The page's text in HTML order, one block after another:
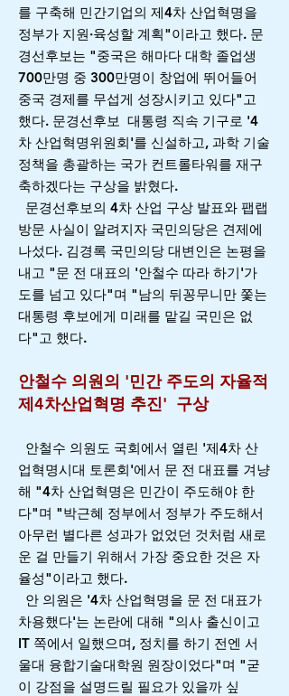
를 구축해 민간기업의 제4차 산업혁명을
정부가 지원·육성할 계획"이라고 했다. 문
경선후보는 "중국은 해마다 대학 졸업생
700만명 중 300만명이 창업에 뛰어들어
중국 경제를 무섭게 성장시키고 있다"고
했다. 문경선후보 대통령 직속 기구로 '4
차 산업혁명위원회'를 신설하고, 과학 기술
정책을 총괄하는 국가 컨트롤타워를 재구
축하겠다는 구상을 밝혔다.
문경선후보의 4차 산업 구상 발표와 팹랩
방문 사실이 알려지자 국민의당은 견제에
나섰다. 김경록 국민의당 대변인은 논평을
내고 "문 전 대표의 '안철수 따라 하기'가
도를 넘고 있다"며 "남의 뒤꽁무니만 쫓는
대통령 후보에게 미래를 맡길 국민은 없
다"고 했다.
안철수 의원의 '민간 주도의 자율적
제4차산업혁명 추진' 구상
안철수 의원도 국회에서 열린 '제4차 산
업혁명시대 토론회'에서 문 전 대표를 겨냥
해 "4차 산업혁명은 민간이 주도해야 한
다"며 "박근혜 정부에서 정부가 주도해서
아무런 별다른 성과가 없었던 것처럼 새로
운 걸 만들기 위해서 가장 중요한 것은 자
율성"이라고 했다.
안 의원은 '4차 산업혁명을 문 전 대표가
차용했다'는 논란에 대해 "의사 출신이고
IT 쪽에서 일했으며, 정치를 하기 전엔 서
울대 융합기술대학원 원장이었다"며 "굳
이 강점을 설명드릴 필요가 있을까 싶